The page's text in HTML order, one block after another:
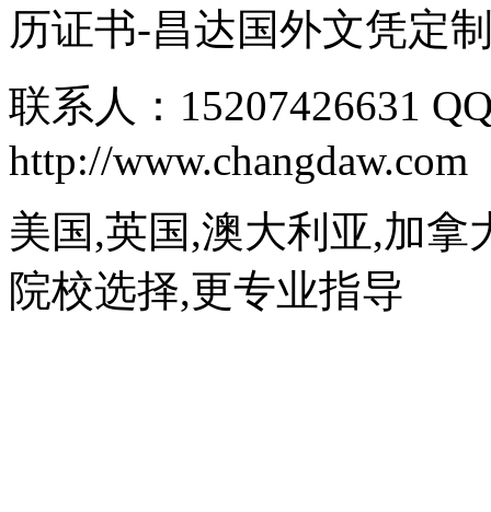
历证书-昌达国外文凭定
联系人：15207426631
http://www.changdaw.com
美国,英国,澳大利亚,加拿
院校选择,更专业指导